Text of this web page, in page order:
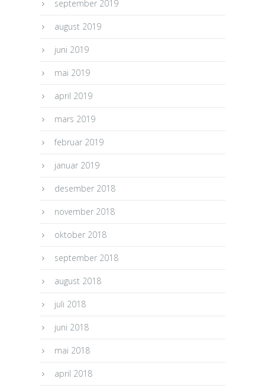
september 2019
august 2019
juni 2019
mai 2019
april 2019
mars 2019
februar 2019
januar 2019
desember 2018
november 2018
oktober 2018
september 2018
august 2018
juli 2018
juni 2018
mai 2018
april 2018